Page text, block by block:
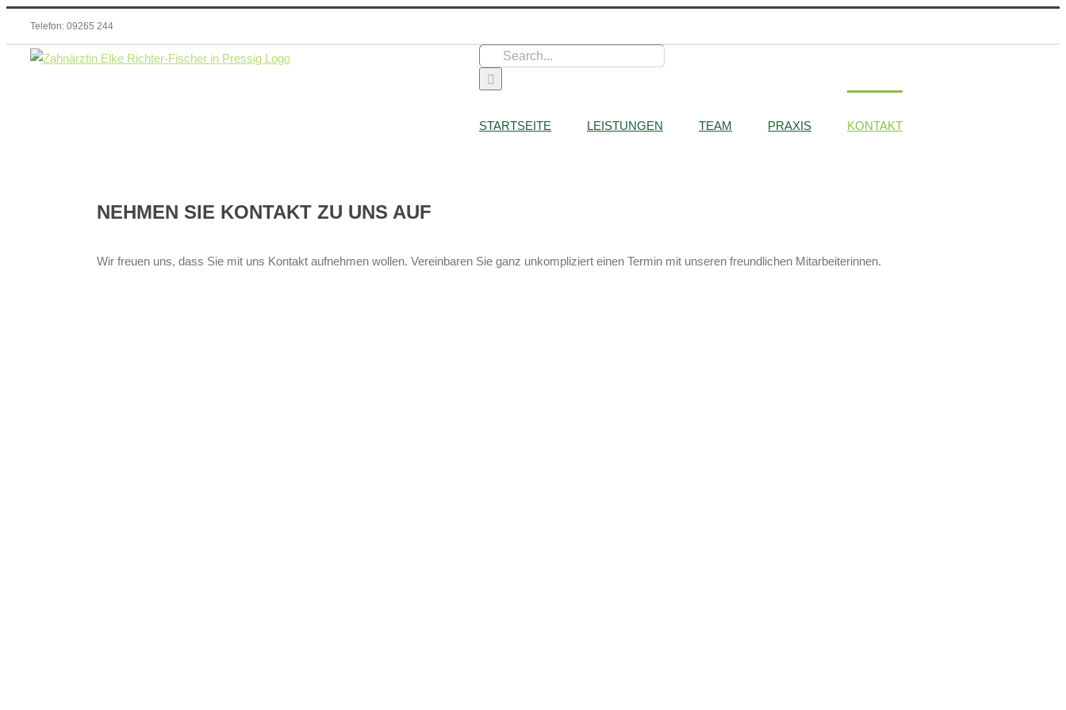
springen
Telefon: 09265 244
Search
for:
STARTSEITE LEISTUNGEN TEAM PRAXIS KONTAKT
NEHMEN SIE KONTAKT ZU UNS AUF
Wir freuen uns, dass Sie mit uns Kontakt aufnehmen wollen. Vereinbaren Sie ganz unkompliziert einen Termin mit unseren freundlichen Mitarbeiterinnen.